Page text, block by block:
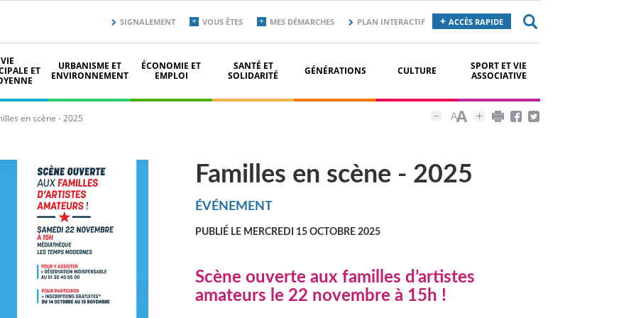
secondaire
top
SIGNALEMENT VOUS ÊTES MES DÉMARCHES PLAN INTERACTIF ACCÈS RAPIDE
VIE
ET
URBANISME ET
ENVIRONNEMENT
ÉCONOMIE ET
EMPLOI
SANTÉ ET
SOLIDARITÉ
GÉNÉRATIONS CULTURE
SPORT ET VIE
ASSOCIATIVE
en scène - 2025
Familles en scène - 2025
ÉVÉNEMENT
PUBLIÉ LE MERCREDI 15 OCTOBRE 2025
Scène ouverte aux familles d’artistes
amateurs le 22 novembre à 15h !